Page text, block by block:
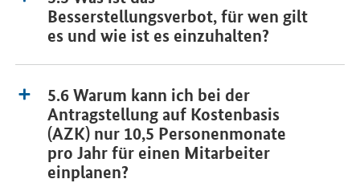
Besserstellungsverbot, für wen gilt
es und wie ist es einzuhalten?
5.6 Warum kann ich bei der
Antragstellung auf Kostenbasis
(AZK) nur 10,5 Personenmonate
pro Jahr für einen Mitarbeiter
einplanen?